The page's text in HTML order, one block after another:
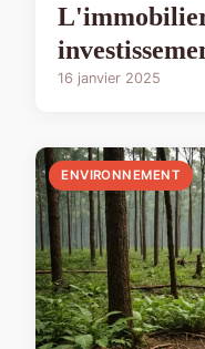
16 janvier 2025
ENVIRONNEMENT